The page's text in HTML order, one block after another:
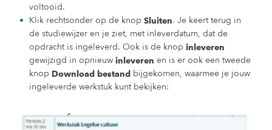
voltooid.
Klik rechtsonder op de knop Sluiten. Je keert terug in
de studiewijzer en je ziet, met inleverdatum, dat de
opdracht is ingeleverd. Ook is de knop inleveren
gewijzigd in opnieuw inleveren en is er ook een tweede
knop Download bestand bijgekomen, waarmee je jouw
ingeleverde werkstuk kunt bekijken: